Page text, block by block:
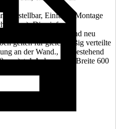
verstellbar, Einfache Montage
Die einfache
wieder demontiert und neu
gelten für gleichmäßig verteilte
an der Wand., Set bestehend
mm) + 1 Anbauregal (Breite 600